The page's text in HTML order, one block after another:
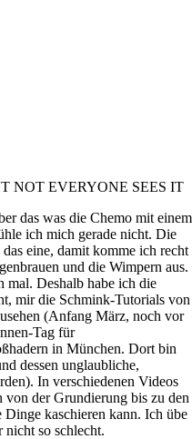
NOT EVERYONE SEES IT
das was die Chemo mit einem
ich mich gerade nicht. Die
eine, damit komme ich recht
und die Wimpern aus.
mal. Deshalb habe ich die
mir die Schmink-Tutorials von
(Anfang März, noch vor
Tag für
in München. Dort bin
dessen unglaubliche,
In verschiedenen Videos
der Grundierung bis zu den
kaschieren kann. Ich übe
nicht so schlecht.